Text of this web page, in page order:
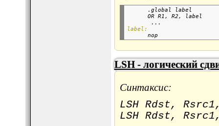
.global
OR R1, R2,
       ...
label:
LSH - логический
Синтаксис:
LSH Rdst,
LSH Rdst,